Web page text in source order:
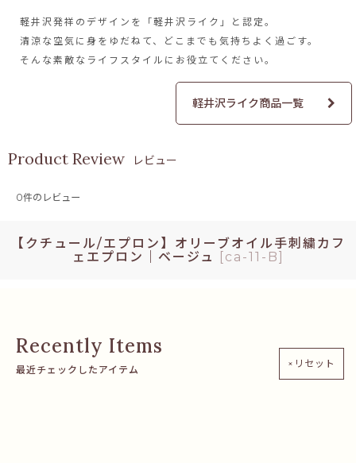
【クチュール/エプロン】オリーブオイル手刺繍カフ
ェエプロン｜ベージュ
[ca-11-B]
軽井沢発祥のデザインを
「軽井沢ライク」と認定。
清涼な空気に身をゆだねて、
どこまでも気持ちよく過ごす。
そんな素敵なライフスタイルに お役立てください。
軽井沢ライク商品一覧
レビュー
0件のレビュー
最近チェックしたアイテム
×リセット